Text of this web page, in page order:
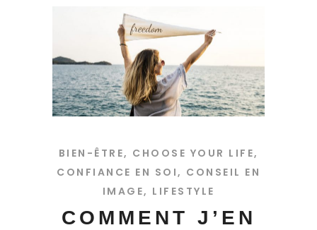
BIEN-ÊTRE, CHOOSE YOUR LIFE,
CONFIANCE EN SOI, CONSEIL EN
IMAGE, LIFESTYLE
COMMENT J’EN